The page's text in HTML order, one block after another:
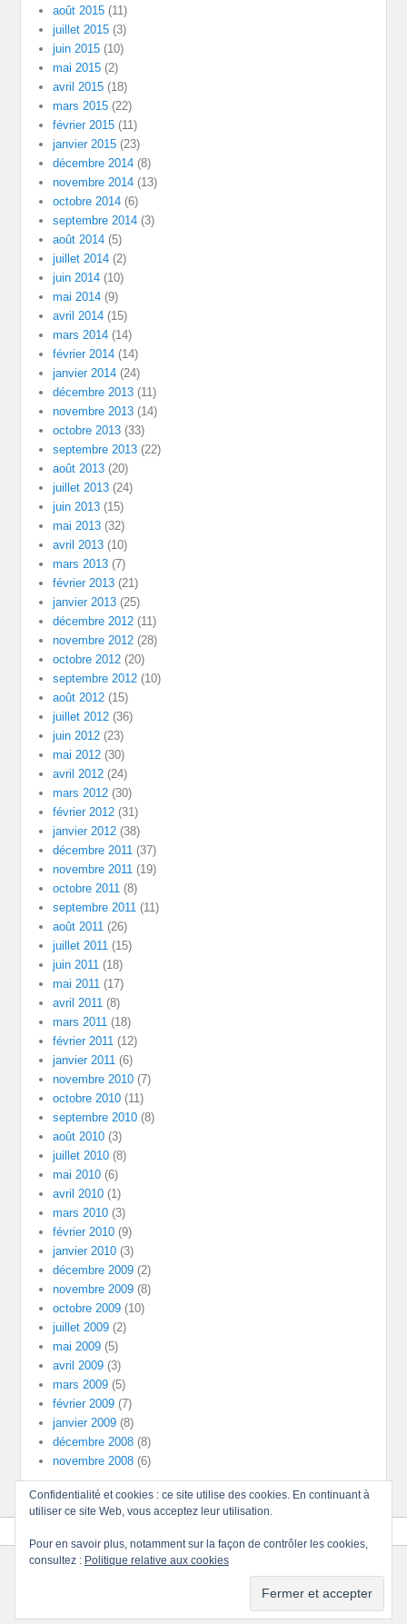
août 2015 (11)
juillet 2015 (3)
juin 2015 (10)
mai 2015 (2)
avril 2015 (18)
mars 2015 (22)
février 2015 (11)
janvier 2015 (23)
décembre 2014 (8)
novembre 2014 (13)
octobre 2014 (6)
septembre 2014 (3)
août 2014 (5)
juillet 2014 (2)
juin 2014 (10)
mai 2014 (9)
avril 2014 (15)
mars 2014 (14)
février 2014 (14)
janvier 2014 (24)
décembre 2013 (11)
novembre 2013 (14)
octobre 2013 (33)
septembre 2013 (22)
août 2013 (20)
juillet 2013 (24)
juin 2013 (15)
mai 2013 (32)
avril 2013 (10)
mars 2013 (7)
février 2013 (21)
janvier 2013 (25)
décembre 2012 (11)
novembre 2012 (28)
octobre 2012 (20)
septembre 2012 (10)
août 2012 (15)
juillet 2012 (36)
juin 2012 (23)
mai 2012 (30)
avril 2012 (24)
mars 2012 (30)
février 2012 (31)
janvier 2012 (38)
décembre 2011 (37)
novembre 2011 (19)
octobre 2011 (8)
septembre 2011 (11)
août 2011 (26)
juillet 2011 (15)
juin 2011 (18)
mai 2011 (17)
avril 2011 (8)
mars 2011 (18)
février 2011 (12)
janvier 2011 (6)
novembre 2010 (7)
octobre 2010 (11)
septembre 2010 (8)
août 2010 (3)
juillet 2010 (8)
mai 2010 (6)
avril 2010 (1)
mars 2010 (3)
février 2010 (9)
janvier 2010 (3)
décembre 2009 (2)
novembre 2009 (8)
octobre 2009 (10)
juillet 2009 (2)
mai 2009 (5)
avril 2009 (3)
mars 2009 (5)
février 2009 (7)
janvier 2009 (8)
décembre 2008 (8)
novembre 2008 (6)
Tous droits réservés.
Thèmes Catch
Confidentialité et cookies : ce site utilise des cookies. En continuant à
utiliser ce site Web, vous acceptez leur utilisation.
Pour en savoir plus, notamment sur la façon de contrôler les cookies,
consultez : Politique relative aux cookies